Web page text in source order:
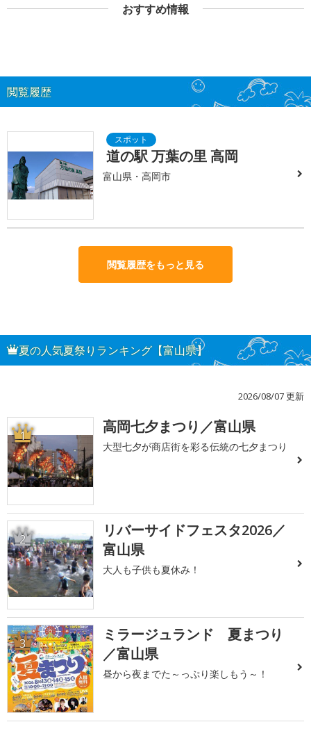
おすすめ情報
閲覧履歴
道の駅 万葉の里 高岡
富山県・高岡市
閲覧履歴をもっと見る
夏の人気夏祭りランキング【富山県】
2026/08/07 更新
1 高岡七夕まつり／富山県
大型七夕が商店街を彩る伝統の七夕まつり
2
リバーサイドフェスタ2026／
富山県
大人も子供も夏休み！
3
ミラージュランド 夏まつり
／富山県
昼から夜までた～っぷり楽しもう～！